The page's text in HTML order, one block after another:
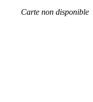
Carte non disponible